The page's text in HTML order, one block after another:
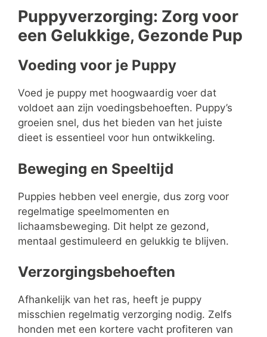
Puppyverzorging: Zorg voor
een Gelukkige, Gezonde Pup
Voeding voor je Puppy
Voed je puppy met hoogwaardig voer dat
voldoet aan zijn voedingsbehoeften. Puppy’s
groeien snel, dus het bieden van het juiste
dieet is essentieel voor hun ontwikkeling.
Beweging en Speeltijd
Puppies hebben veel energie, dus zorg voor
regelmatige speelmomenten en
lichaamsbeweging. Dit helpt ze gezond,
mentaal gestimuleerd en gelukkig te blijven.
Verzorgingsbehoeften
Afhankelijk van het ras, heeft je puppy
misschien regelmatig verzorging nodig. Zelfs
honden met een kortere vacht profiteren van